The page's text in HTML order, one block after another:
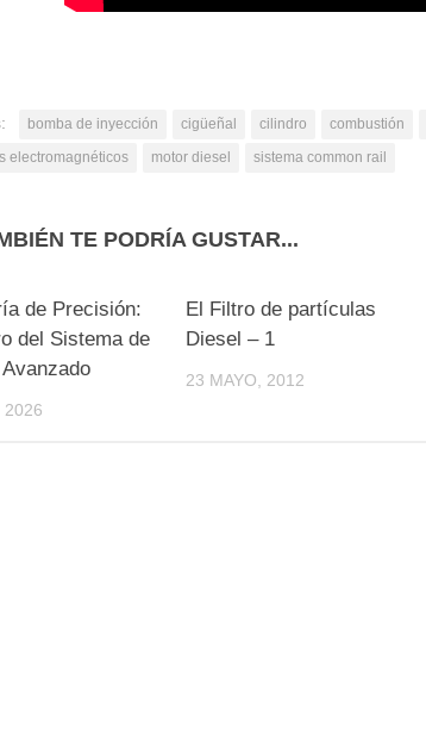
bomba de inyección cigüeñal cilindro combustión
electromagnéticos
motor diesel sistema common rail
TE PODRÍA GUSTAR...
de Precisión:
del Sistema de
2026
El Filtro de partículas
Diesel – 1
23 MAYO, 2012